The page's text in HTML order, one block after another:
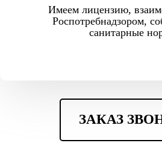
Имеем лицензию,
Роспотребнадзором,
санитарные
ЗАКАЗ